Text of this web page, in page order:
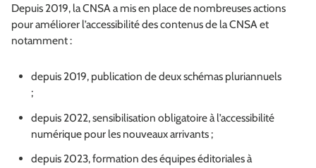
Depuis 2019, la CNSA a mis en place de nombreuses actions
pour améliorer l’accessibilité des contenus de la CNSA et
notamment :
depuis 2019, publication de deux schémas pluriannuels
;
depuis 2022, sensibilisation obligatoire à l’accessibilité
numérique pour les nouveaux arrivants ;
depuis 2023, formation des équipes éditoriales à